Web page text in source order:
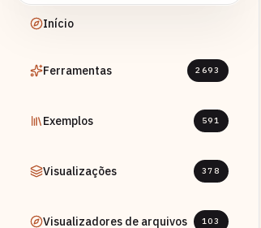
Início
Ferramentas 2693
Exemplos 591
Visualizações 378
Visualizadores de arquivos 103